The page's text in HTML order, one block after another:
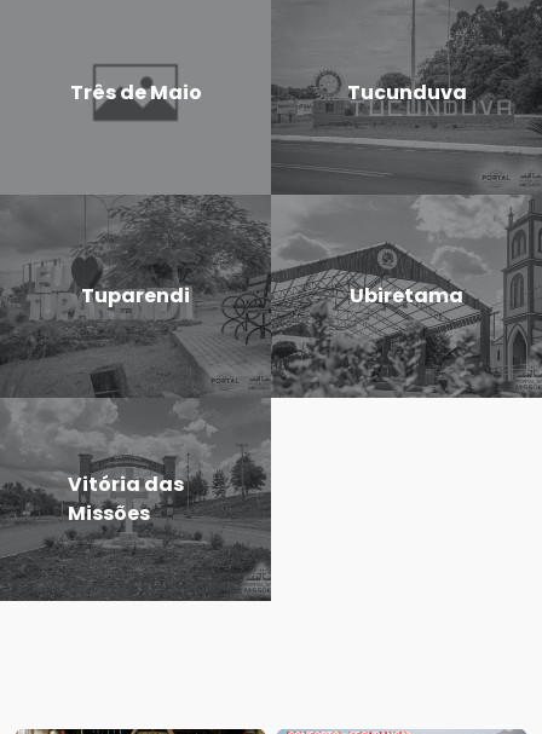
Três de Maio Tucunduva
Tuparendi Ubiretama
Vitória das
Missões